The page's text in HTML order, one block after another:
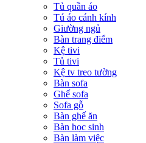
Tủ quần áo
Tú áo cánh kính
Giường ngủ
Bàn trang điểm
Kệ tivi
Tủ tivi
Kệ tv treo tường
Bàn sofa
Ghế sofa
Sofa gỗ
Bàn ghế ăn
Bàn học sinh
Bàn làm việc